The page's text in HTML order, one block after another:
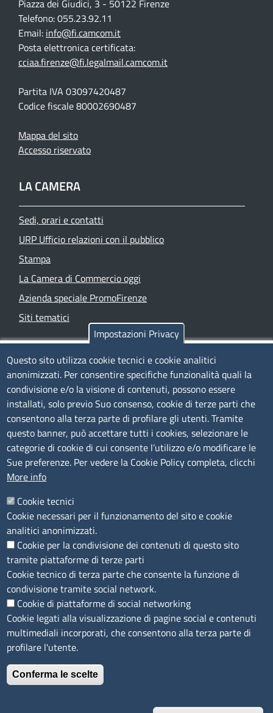
Piazza dei Giudici, 3 - 50122 Firenze
Telefono: 055.23.92.11
Email: info@fi.camcom.it
Posta elettronica certificata:
cciaa.firenze@fi.legalmail.camcom.it
Partita IVA 03097420487
Codice fiscale 80002690487
Mappa del sito
Accesso riservato
LA CAMERA
Sedi, orari e contatti
URP Ufficio relazioni con il pubblico
Stampa
La Camera di Commercio oggi
Azienda speciale PromoFirenze
Siti tematici
TRASPARENZA
Albo Online
Amministrazione trasparente
Bandi e concorsi
Segnalazioni Whistleblowing
Accessibilità
IBAN e pagamenti informatici
Informative privacy e cookie
Verifiche PA
Attuazione misure PNRR
Modulistica
SEGUICI SU
Impostazioni Privacy
Questo sito utilizza cookie tecnici e cookie analitici
anonimizzati. Per consentire specifiche funzionalità quali la
condivisione e/o la visione di contenuti, possono essere
installati, solo previo Suo consenso, cookie di terze parti che
consentono alla terza parte di profilare gli utenti. Tramite
questo banner, può accettare tutti i cookies, selezionare le
categorie di cookie di cui consente l’utilizzo e/o modificare le
Sue preferenze. Per vedere la Cookie Policy completa, clicchi
More info
Cookie tecnici
Cookie necessari per il funzionamento del sito e cookie
analitici anonimizzati.
Cookie per la condivisione dei contenuti di questo sito
tramite piattaforme di terze parti
Cookie tecnico di terza parte che consente la funzione di
condivisione tramite social network.
Cookie di piattaforme di social networking
Cookie legati alla visualizzazione di pagine social e contenuti
multimediali incorporati, che consentono alla terza parte di
profilare l'utente.
Conferma le scelte